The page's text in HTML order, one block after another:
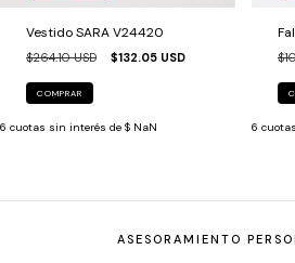
Vestido SARA V24420
$264.10 USD $132.05 USD
COMPRAR
6 cuotas sin interés de $ NaN 6
ASESORAMIENTO